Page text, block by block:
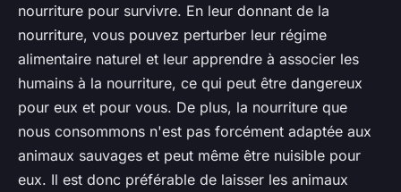
nourriture pour survivre. En leur donnant de la
nourriture, vous pouvez perturber leur régime
alimentaire naturel et leur apprendre à associer les
humains à la nourriture, ce qui peut être dangereux
pour eux et pour vous. De plus, la nourriture que
nous consommons n'est pas forcément adaptée aux
animaux sauvages et peut même être nuisible pour
eux. Il est donc préférable de laisser les animaux